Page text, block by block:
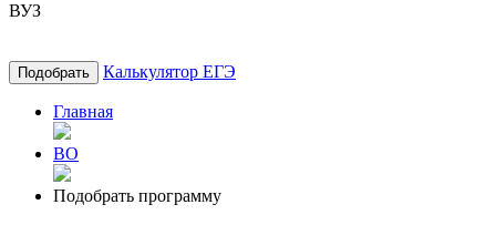
ВУЗ
Подобрать Калькулятор ЕГЭ
Главная
ВО
Подобрать программу